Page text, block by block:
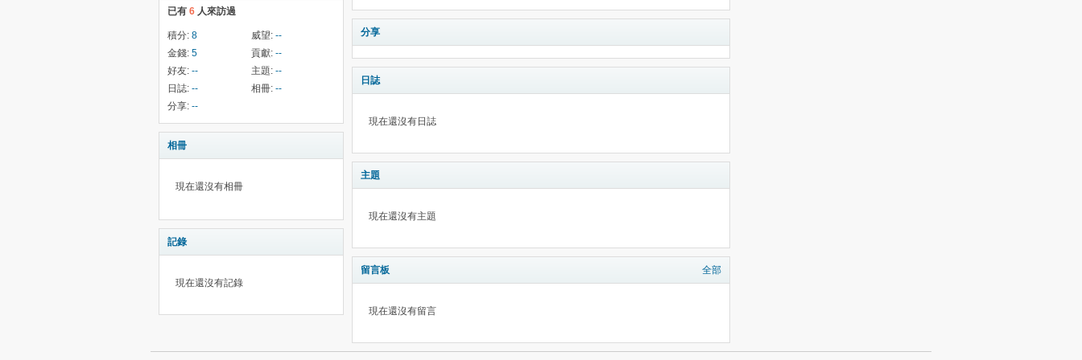
已有 6 人來訪過
積分: 8 威望: --
金錢: 5 貢獻: --
好友: -- 主題: --
日誌: -- 相冊: --
分享: --
相冊
現在還沒有相冊
記錄
現在還沒有記錄
分享
日誌
現在還沒有日誌
主題
現在還沒有主題
留言板 全部
現在還沒有留言